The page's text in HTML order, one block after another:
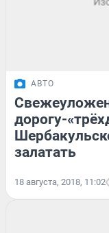
АВТО
дорогу-
залатать
18 августа, 2018, 11:02